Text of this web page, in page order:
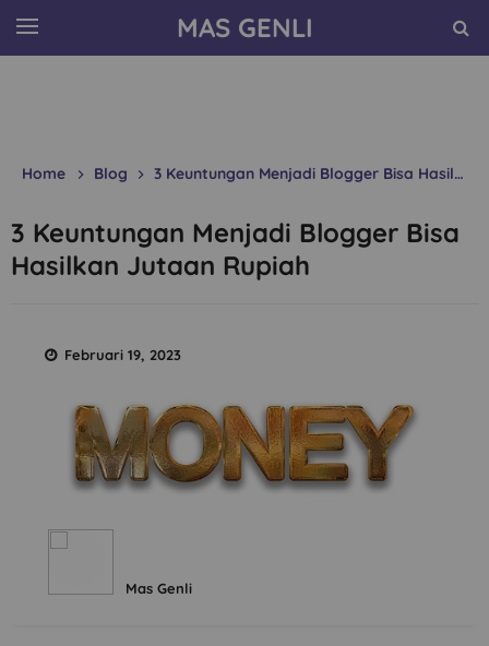
MAS GENLI
Home Blog 3 Keuntungan Menjadi Blogger Bisa Hasilkan Jutaan Rupiah
3 Keuntungan Menjadi Blogger Bisa
Hasilkan Jutaan Rupiah
Mas Genli
Februari 19, 2023